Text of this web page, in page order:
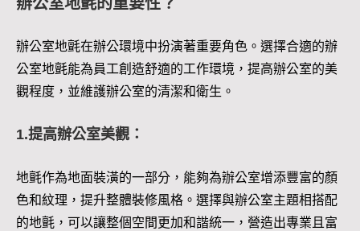
辦公室地氈在辦公環境中扮演著重要角色。選擇合適的辦
公室地氈能為員工創造舒適的工作環境，提高辦公室的美
觀程度，並維護辦公室的清潔和衛生。
1.提高辦公室美觀：
地氈作為地面裝潢的一部分，能夠為辦公室增添豐富的顏
色和紋理，提升整體裝修風格。選擇與辦公室主題相搭配
的地氈，可以讓整個空間更加和諧統一，營造出專業且富